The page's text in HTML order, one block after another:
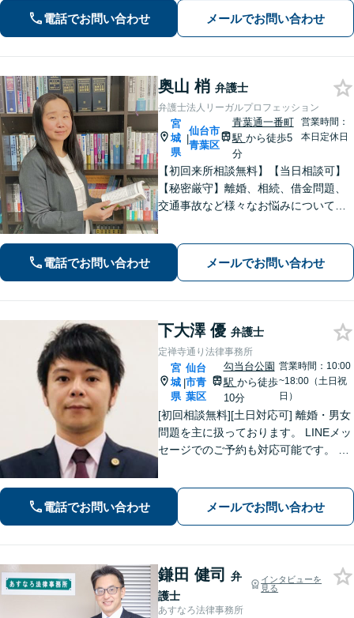
電話でお問い合わせ メールでお問い合わせ
奥山 梢 弁護士
弁護士法人リーガルプロフェッション
宮
城
県
|
仙台市
青葉区
青葉通一番町
駅 から徒歩5
分
営業時間：
本日定休日
【初回来所相談無料】【当日相談可】
【秘密厳守】離婚、相続、借金問題、
交通事故など様々なお悩みについて、
軽にご相談下さい。
電話でお問い合わせ メールでお問い合わせ
下大澤 優 弁護士
定禅寺通り法律事務所
宮
城
県
|
仙台
市青
葉区
勾当台公園
駅 から徒歩
10分
営業時間：10:00
~18:00（土日祝
日）
[初回相談無料][土日対応可] 離婚・男女
問題を主に扱っております。 LINEメッ
セージでのご予約も対応可能です。 LI
in.ee/uFqpYWb
電話でお問い合わせ メールでお問い合わせ
鎌田 健司
弁
護士
インタビューを
見る
あすなろ法律事務所